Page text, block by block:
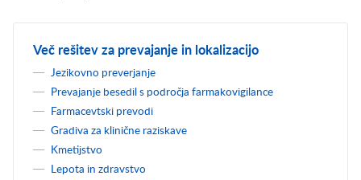
Več rešitev za prevajanje in lokalizacijo
Jezikovno preverjanje
Prevajanje besedil s področja farmakovigilance
Farmacevtski prevodi
Gradiva za klinične raziskave
Kmetijstvo
Lepota in zdravstvo